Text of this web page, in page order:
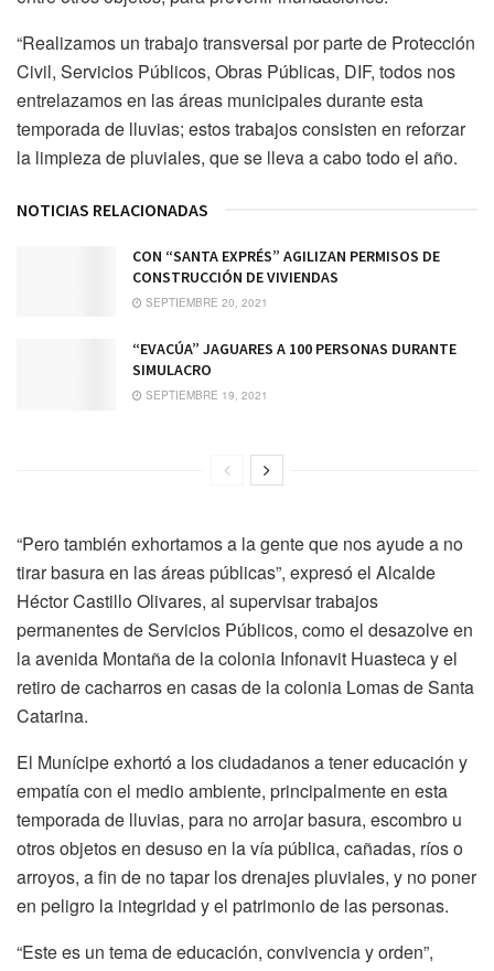
“Realizamos un trabajo transversal por parte de Protección
Civil, Servicios Públicos, Obras Públicas, DIF, todos nos
entrelazamos en las áreas municipales durante esta
temporada de lluvias; estos trabajos consisten en reforzar
la limpieza de pluviales, que se lleva a cabo todo el año.
NOTICIAS RELACIONADAS
CON “SANTA EXPRÉS” AGILIZAN PERMISOS DE
CONSTRUCCIÓN DE VIVIENDAS
SEPTIEMBRE 20, 2021
“EVACÚA” JAGUARES A 100 PERSONAS DURANTE
SIMULACRO
SEPTIEMBRE 19, 2021
“Pero también exhortamos a la gente que nos ayude a no
tirar basura en las áreas públicas”, expresó el Alcalde
Héctor Castillo Olivares, al supervisar trabajos
permanentes de Servicios Públicos, como el desazolve en
la avenida Montaña de la colonia Infonavit Huasteca y el
retiro de cacharros en casas de la colonia Lomas de Santa
Catarina.
El Munícipe exhortó a los ciudadanos a tener educación y
empatía con el medio ambiente, principalmente en esta
temporada de lluvias, para no arrojar basura, escombro u
otros objetos en desuso en la vía pública, cañadas, ríos o
arroyos, a fin de no tapar los drenajes pluviales, y no poner
en peligro la integridad y el patrimonio de las personas.
“Este es un tema de educación, convivencia y orden”,